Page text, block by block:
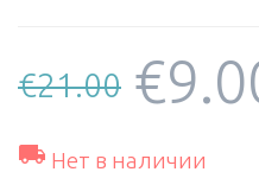
€21.00 €
 Нет в наличии